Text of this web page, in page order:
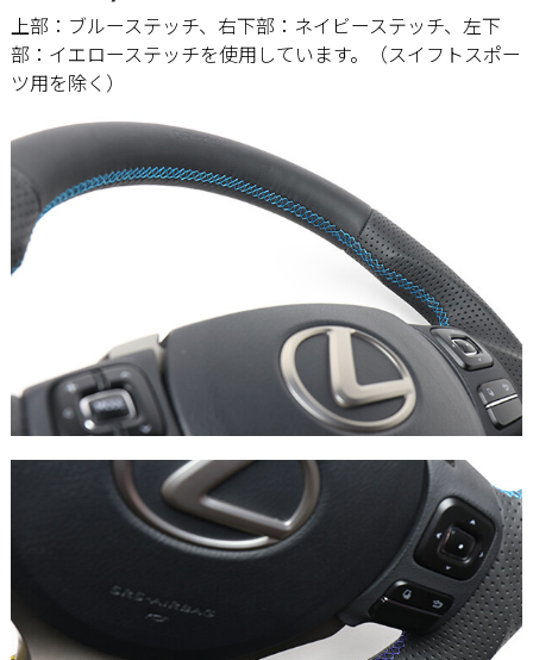
上部：ブルーステッチ、右下部：ネイビーステッチ、左下
部：イエローステッチを使用しています。（スイフトスポー
ツ用を除く）